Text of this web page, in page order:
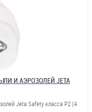
И АЭРОЗОЛЕЙ JETA
Jeta Safety класса Р2 (4